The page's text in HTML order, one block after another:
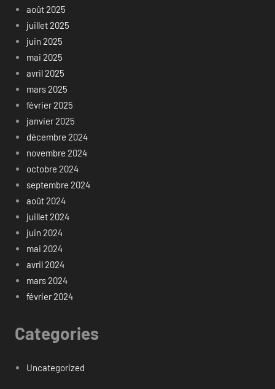
août 2025
juillet 2025
juin 2025
mai 2025
avril 2025
mars 2025
février 2025
janvier 2025
décembre 2024
novembre 2024
octobre 2024
septembre 2024
août 2024
juillet 2024
juin 2024
mai 2024
avril 2024
mars 2024
février 2024
Categories
Uncategorized